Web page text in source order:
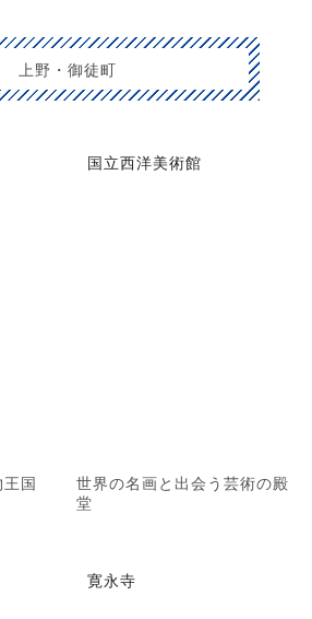
上野・御徒町
国
国立西洋美術館
世界の名画と出会う芸術の殿
堂
寛永寺